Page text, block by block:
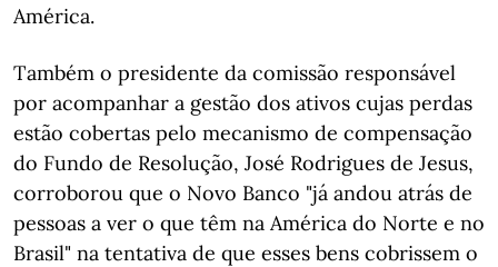
América.
Também o presidente da comissão responsável
por acompanhar a gestão dos ativos cujas perdas
estão cobertas pelo mecanismo de compensação
do Fundo de Resolução, José Rodrigues de Jesus,
corroborou que o Novo Banco "já andou atrás de
pessoas a ver o que têm na América do Norte e no
Brasil" na tentativa de que esses bens cobrissem o